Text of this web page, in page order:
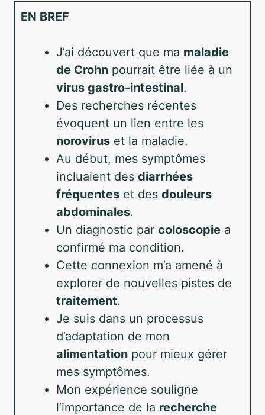
EN BREF
J’ai découvert que ma maladie
de Crohn pourrait être liée à un
virus gastro-intestinal.
Des recherches récentes
évoquent un lien entre les
norovirus et la maladie.
Au début, mes symptômes
incluaient des diarrhées
fréquentes et des douleurs
abdominales.
Un diagnostic par coloscopie a
confirmé ma condition.
Cette connexion m’a amené à
explorer de nouvelles pistes de
traitement.
Je suis dans un processus
d’adaptation de mon
alimentation pour mieux gérer
mes symptômes.
Mon expérience souligne
l’importance de la recherche